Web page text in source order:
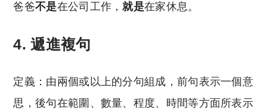
爸爸不是在公司工作，就是在家休息。
4. 遞進複句
定義：由兩個或以上的分句組成，前句表示一個意
思，後句在範圍、數量、程度、時間等方面所表示